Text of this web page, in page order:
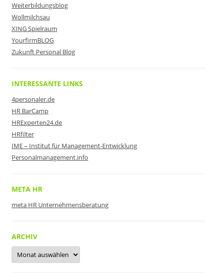
Weiterbildungsblog
Wollmilchsau
XING Spielraum
YourfirmBLOG
Zukunft Personal Blog
INTERESSANTE LINKS
4personaler.de
HR BarCamp
HRExperten24.de
HRfilter
IME – Institut für Management-Entwicklung
Personalmanagement.info
META HR
meta HR Unternehmensberatung
ARCHIV
Archiv